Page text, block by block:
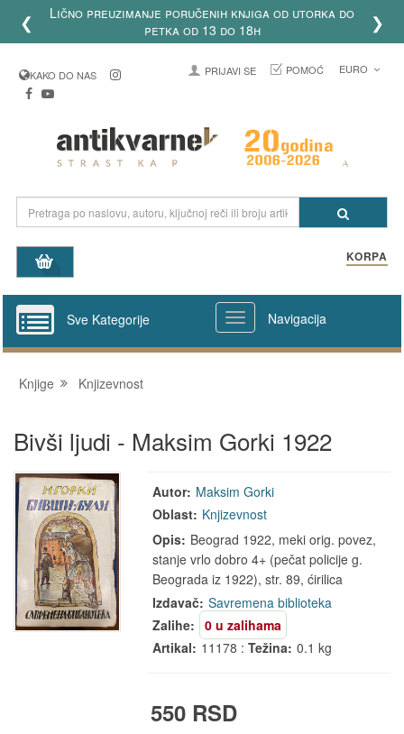
❮
Lično preuzimanje poručenih knjiga od utorka do
petka od 13 do 18h
❯
KAKO DO NAS PRIJAVI SE POMOĆ EURO
KORPA
Sve Kategorije Navigacija
Knjige Knjizevnost
Bivši ljudi - Maksim Gorki 1922
Autor: Maksim Gorki
Oblast: Knjizevnost
Opis: Beograd 1922, meki orig. povez,
stanje vrlo dobro 4+ (pečat policije g.
Beograda iz 1922), str. 89, ćirilica
Izdavač: Savremena biblioteka
Zalihe:
0 u zalihama
Artikal: 11178 :Težina: 0.1 kg
550 RSD